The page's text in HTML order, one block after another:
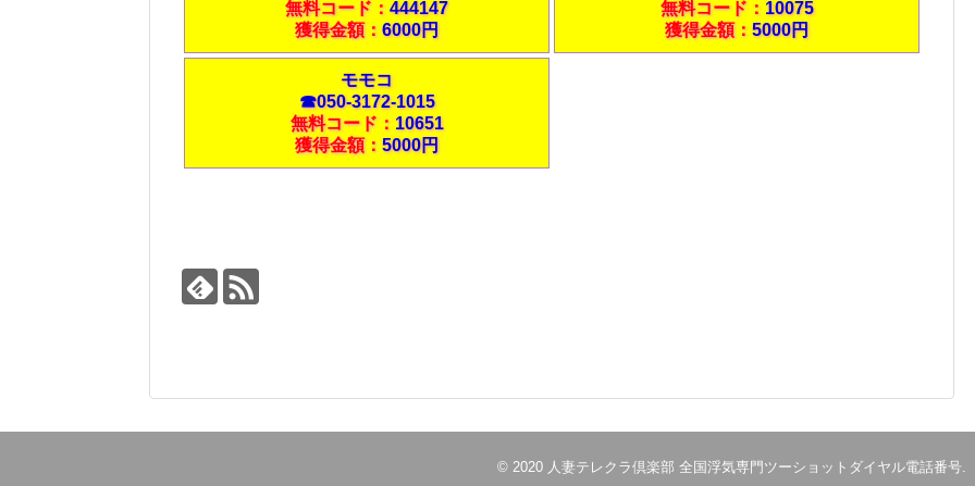
無料コード： 444147
獲得金額： 6000円
無料コード： 10075
獲得金額： 5000円
モモコ
☎050-3172-1015
無料コード： 10651
獲得金額： 5000円
© 2020 人妻テレクラ倶楽部 全国浮気専門ツーショットダイヤル電話番号.